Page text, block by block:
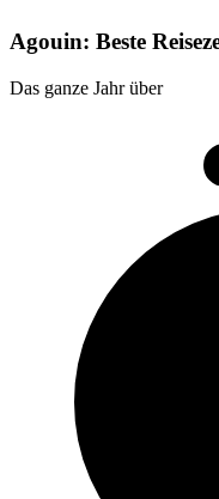
Agouin: Beste
Das ganze Jahr über